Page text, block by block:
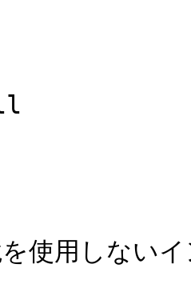
使用しない